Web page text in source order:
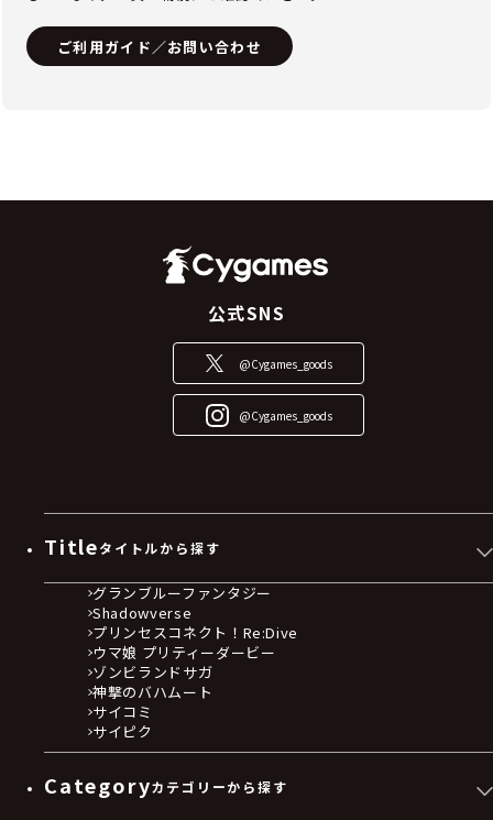
ご利用ガイド／お問い合わせ
公式SNS
@Cygames_goods
@Cygames_goods
Titleタイトルから探す
グランブルーファンタジー
Shadowverse
プリンセスコネクト！Re:Dive
ウマ娘 プリティーダービー
ゾンビランドサガ
神撃のバハムート
サイコミ
サイピク
Categoryカテゴリーから探す